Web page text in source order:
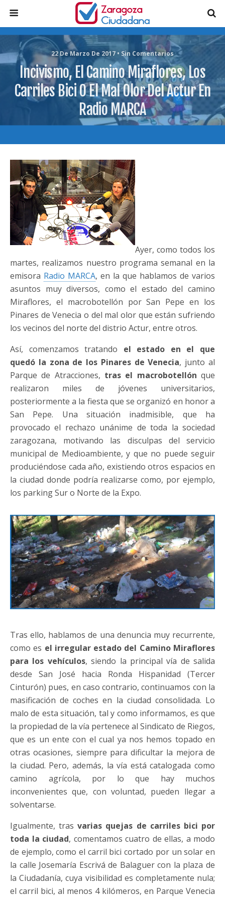
22 De Marzo De 2017 • Sin Comentarios
Incivismo, El Camino Miraflores, Los
Carriles Bici O El Mal Olor Del Actur En
Radio MARCA
Ayer, como todos los
martes, realizamos nuestro programa semanal en la
emisora Radio MARCA, en la que hablamos de varios
asuntos muy diversos, como el estado del camino
Miraflores, el macrobotellón por San Pepe en los
Pinares de Venecia o del mal olor que están sufriendo
los vecinos del norte del distrio Actur, entre otros.
Así, comenzamos tratando el estado en el que
quedó la zona de los Pinares de Venecia, junto al
Parque de Atracciones, tras el macrobotellón que
realizaron miles de jóvenes universitarios,
posteriormente a la fiesta que se organizó en honor a
San Pepe. Una situación inadmisible, que ha
provocado el rechazo unánime de toda la sociedad
zaragozana, motivando las disculpas del servicio
municipal de Medioambiente, y que no puede seguir
produciéndose cada año, existiendo otros espacios en
la ciudad donde podría realizarse como, por ejemplo,
los parking Sur o Norte de la Expo.
Tras ello, hablamos de una denuncia muy recurrente,
como es el irregular estado del Camino Miraflores
para los vehículos, siendo la principal vía de salida
desde San José hacia Ronda Hispanidad (Tercer
Cinturón) pues, en caso contrario, continuamos con la
masificación de coches en la ciudad consolidada. Lo
malo de esta situación, tal y como informamos, es que
la propiedad de la vía pertenece al Sindicato de Riegos,
que es un ente con el cual ya nos hemos topado en
otras ocasiones, siempre para dificultar la mejora de
la ciudad. Pero, además, la vía está catalogada como
camino agrícola, por lo que hay muchos
inconvenientes que, con voluntad, pueden llegar a
solventarse.
Igualmente, trasvarias quejas de carriles bici por
toda la ciudad, comentamos cuatro de ellas, a modo
de ejemplo, como el carril bici cortado por un solar en
la calle Josemaría Escrivá de Balaguer con la plaza de
la Ciudadanía, cuya visibilidad es completamente nula;
el carril bici, al menos 4 kilómeros, en Parque Venecia